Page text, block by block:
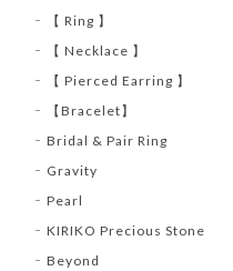
【 Ring 】
【 Necklace 】
【 Pierced Earring 】
【Bracelet】
Bridal & Pair Ring
Gravity
Pearl
KIRIKO Precious Stone
Beyond